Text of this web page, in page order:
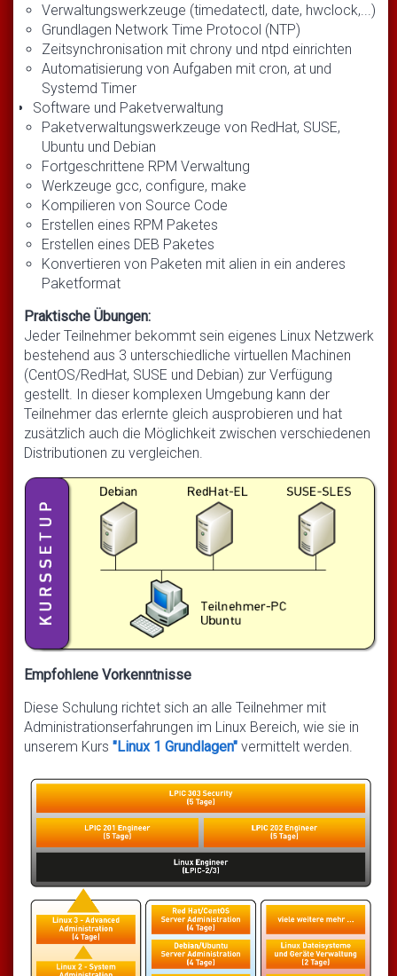
Verwaltungswerkzeuge (timedatectl, date, hwclock,...)
Grundlagen Network Time Protocol (NTP)
Zeitsynchronisation mit chrony und ntpd einrichten
Automatisierung von Aufgaben mit cron, at und
Systemd Timer
Software und Paketverwaltung
Paketverwaltungswerkzeuge von RedHat, SUSE,
Ubuntu und Debian
Fortgeschrittene RPM Verwaltung
Werkzeuge gcc, configure, make
Kompilieren von Source Code
Erstellen eines RPM Paketes
Erstellen eines DEB Paketes
Konvertieren von Paketen mit alien in ein anderes
Paketformat
Praktische Übungen:
Jeder Teilnehmer bekommt sein eigenes Linux Netzwerk
bestehend aus 3 unterschiedliche virtuellen Machinen
(CentOS/RedHat, SUSE und Debian) zur Verfügung
gestellt. In dieser komplexen Umgebung kann der
Teilnehmer das erlernte gleich ausprobieren und hat
zusätzlich auch die Möglichkeit zwischen verschiedenen
Distributionen zu vergleichen.
Empfohlene Vorkenntnisse
Diese Schulung richtet sich an alle Teilnehmer mit
Administrationserfahrungen im Linux Bereich, wie sie in
unserem Kurs "Linux 1 Grundlagen" vermittelt werden.